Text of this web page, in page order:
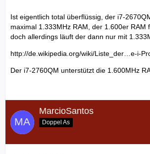
Ist eigentlich total überflüssig, der i7-
maximal 1.333MHz RAM, der 1.600er RAM
doch allerdings läuft der dann nur mit
http://de.wikipedia.org/wiki/Liste_der…e-i-
Der i7-2760QM unterstützt die 1.600MHz
MarcioSantos
Doppel As